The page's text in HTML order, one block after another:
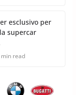
esclusivo per
supercar
read